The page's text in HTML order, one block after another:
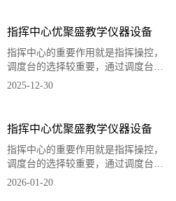
指挥中心优聚盛教学仪器设备
指挥中心的重要作用就是指挥操控，
调度台的选择较重要，通过调度台将
所有被调度终端和应急情况呈现，并
2025-12-30
指挥中心优聚盛教学仪器设备
指挥中心的重要作用就是指挥操控，
调度台的选择较重要，通过调度台将
所有被调度终端和应急情况呈现，并
2026-01-20